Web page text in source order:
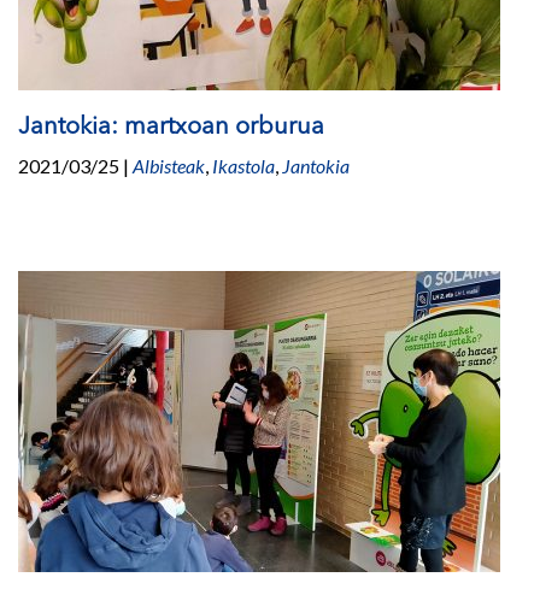
Jantokia: martxoan orburua
2021/03/25 | Albisteak, Ikastola, Jantokia